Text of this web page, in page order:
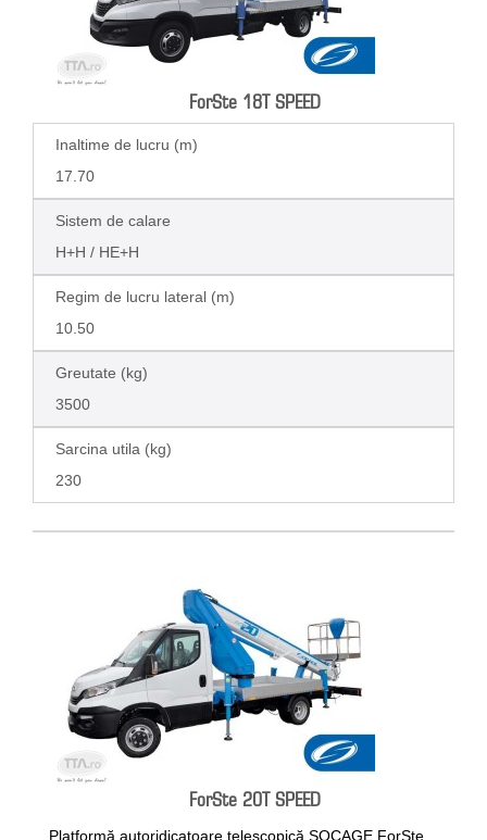
ForSte 18T SPEED
Inaltime de lucru (m)
17.70
Sistem de calare
H+H / HE+H
Regim de lucru lateral (m)
10.50
Greutate (kg)
3500
Sarcina utila (kg)
230
ForSte 20T SPEED
Platformă autoridicatoare telescopică SOCAGE ForSte